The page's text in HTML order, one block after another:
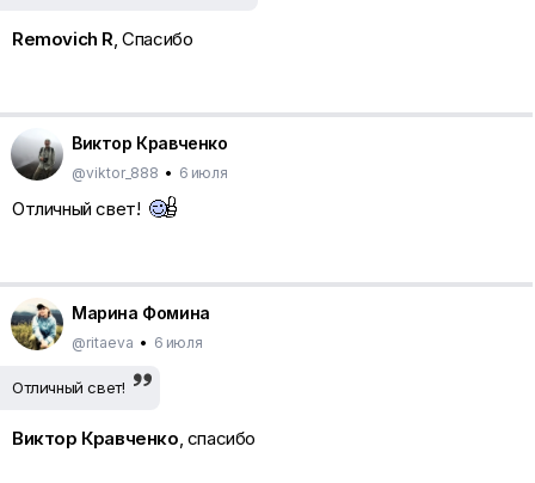
Removich R, Спасибо
Виктор Кравченко
@viktor_888 • 6 июля
Отличный свет!
Марина Фомина
@ritaeva • 6 июля
Отличный свет!
Виктор Кравченко, спасибо